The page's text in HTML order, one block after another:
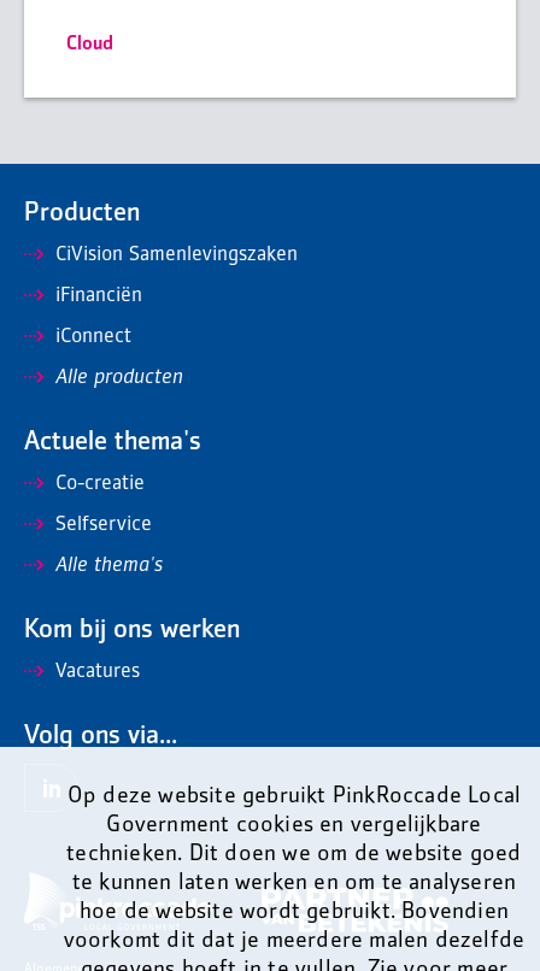
Cloud
Op deze website gebruikt PinkRoccade Local
Government cookies en vergelijkbare
technieken. Dit doen we om de website goed
te kunnen laten werken en om te analyseren
hoe de website wordt gebruikt. Bovendien
voorkomt dit dat je meerdere malen dezelfde
Producten
CiVision Samenlevingszaken
iFinanciën
iConnect
Alle producten
Actuele thema's
Co-creatie
Selfservice
Alle thema's
Kom bij ons werken
Vacatures
Volg ons via...